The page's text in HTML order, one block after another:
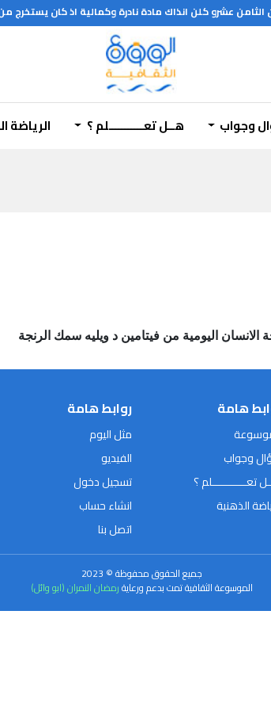
الثامن عشرو كلن انذاك مادة نادرة وكمالية اذ كان
وجواب هــل تعـــــــــــلم ؟ الرياضة
اليومية من فيتامين د ويليه سمك الرنجة
هامة
وجواب
تعـــــــــــلم ؟
الذهنية
روابط هامة
مثل اليوم
الفيديو
تسجيل دخول
انشاء حساب
اتصل بنا
جميع الحقوق محفوظة © 2023
الموسوعة الثقافية تمت بدعم ورعايةرمضان النمران (ابو وائل)